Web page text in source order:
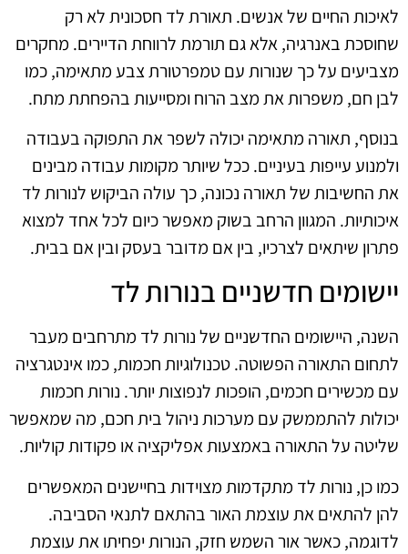
לאיכות החיים של אנשים. תאורת לד חסכונית לא רק
שחוסכת באנרגיה, אלא גם תורמת לרווחת הדיירים. מחקרים
מצביעים על כך שנורות עם טמפרטורת צבע מתאימה, כמו
לבן חם, משפרות את מצב הרוח ומסייעות בהפחתת מתח.
בנוסף, תאורה מתאימה יכולה לשפר את התפוקה בעבודה
ולמנוע עייפות בעיניים. ככל שיותר מקומות עבודה מבינים
את החשיבות של תאורה נכונה, כך עולה הביקוש לנורות לד
איכותיות. המגוון הרחב בשוק מאפשר כיום לכל אחד למצוא
פתרון שיתאים לצרכיו, בין אם מדובר בעסק ובין אם בבית.
יישומים חדשניים בנורות לד
השנה, היישומים החדשניים של נורות לד מתרחבים מעבר
לתחום התאורה הפשוטה. טכנולוגיות חכמות, כמו אינטגרציה
עם מכשירים חכמים, הופכות לנפוצות יותר. נורות חכמות
יכולות להתממשק עם מערכות ניהול בית חכם, מה שמאפשר
שליטה על התאורה באמצעות אפליקציה או פקודות קוליות.
כמו כן, נורות לד מתקדמות מצוידות בחיישנים המאפשרים
להן להתאים את עוצמת האור בהתאם לתנאי הסביבה.
לדוגמה, כאשר אור השמש חזק, הנורות יפחיתו את עוצמת